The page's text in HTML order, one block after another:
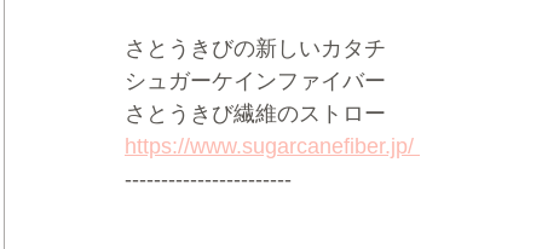
さとうきびの新しいカタチ
シュガーケインファイバー
さとうきび繊維のストロー
https://www.sugarcanefiber.jp/
-----------------------